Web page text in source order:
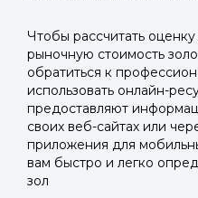
Чтобы рассчитать
рыночную стоимость
обратиться к
использовать онлайн-
предоставляют
своих веб-сайтах или
приложения для
вам быстро и легко
зол